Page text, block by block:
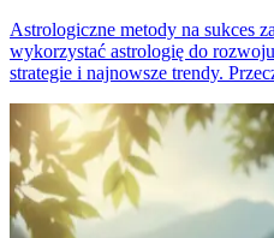
Astrologiczne metody na sukces
wykorzystać astrologię do
strategie i najnowsze trendy.